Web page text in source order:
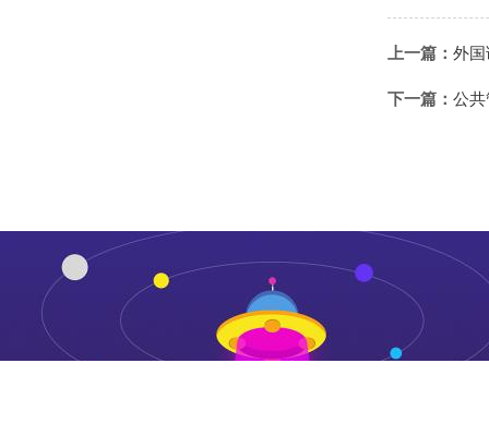
上一篇： 外
下一篇： 公